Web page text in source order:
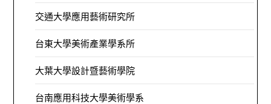
交通大學應用藝術研究所
台東大學美術產業學系所
大葉大學設計暨藝術學院
台南應用科技大學美術學系